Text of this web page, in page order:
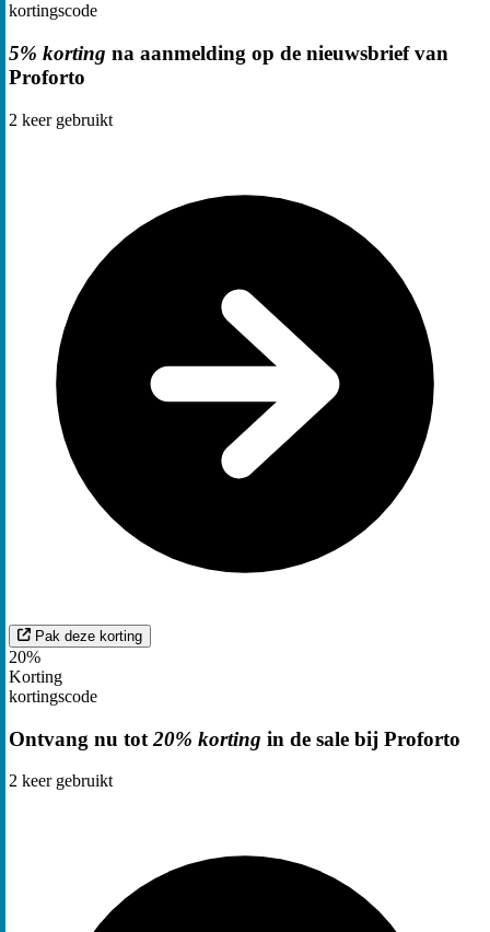
kortingscode
5% korting na aanmelding op de nieuwsbrief van
Proforto
2 keer gebruikt
Pak deze korting
20%
Korting
kortingscode
Ontvang nu tot 20% korting in de sale bij Proforto
2 keer gebruikt